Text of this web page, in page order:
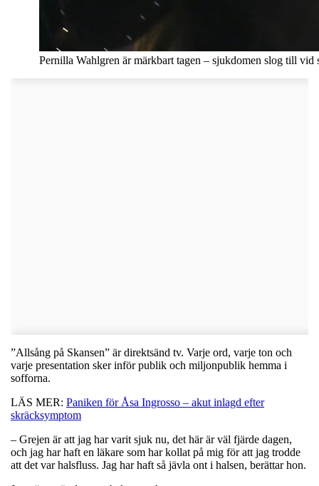
Pernilla Wahlgren är märkbart tagen – sjukdomen slog till
”Allsång på Skansen” är direktsänd tv. Varje ord, varje ton och
varje presentation sker inför publik och miljonpublik hemma i
sofforna.
LÄS MER: Paniken för Åsa Ingrosso – akut inlagd efter
skräcksymptom
– Grejen är att jag har varit sjuk nu, det här är väl fjärde dagen,
och jag har haft en läkare som har kollat på mig för att jag trodde
att det var halsfluss. Jag har haft så jävla ont i halsen, berättar hon.